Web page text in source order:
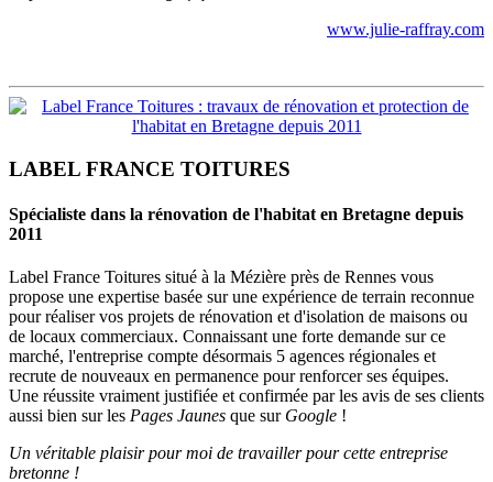
www.julie-raffray.com
LABEL FRANCE TOITURES
Spécialiste dans la rénovation de l'habitat en Bretagne depuis
2011
Label France Toitures situé à la Mézière près de Rennes vous
propose une expertise basée sur une expérience de terrain reconnue
pour réaliser vos projets de rénovation et d'isolation de maisons ou
de locaux commerciaux. Connaissant une forte demande sur ce
marché, l'entreprise compte désormais 5 agences régionales et
recrute de nouveaux en permanence pour renforcer ses équipes.
Une réussite vraiment justifiée et confirmée par les avis de ses clients
aussi bien sur les Pages Jaunes que sur Google !
Un véritable plaisir pour moi de travailler pour cette entreprise
bretonne !